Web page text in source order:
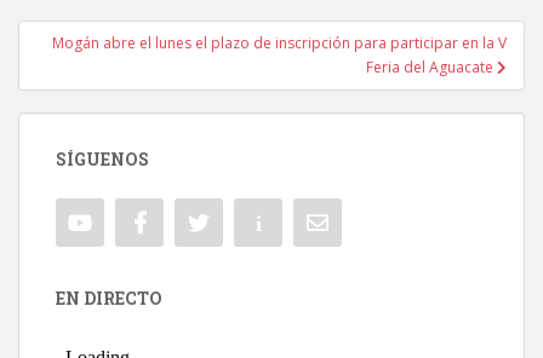
Mogán abre el lunes el plazo de inscripción para participar en la V
Feria del Aguacate
SÍGUENOS
EN DIRECTO